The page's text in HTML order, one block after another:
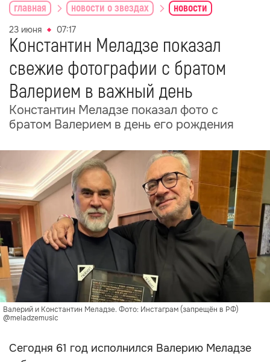
главная новости о звездах новости
23 июня 07:17
Константин Меладзе показал
свежие фотографии с братом
Валерием в важный день
Константин Меладзе показал фото с
братом Валерием в день его рождения
Валерий и Константин Меладзе. Фото: Инстаграм (запрещён в РФ)
@meladzemusic
Сегодня 61 год исполнился Валерию Меладзе